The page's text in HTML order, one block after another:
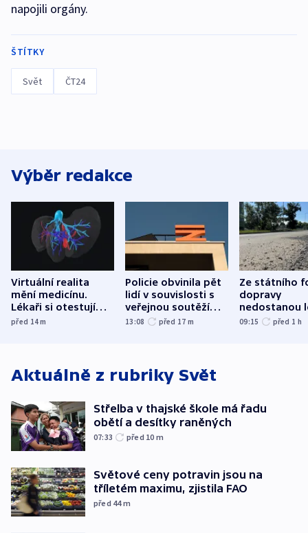
napojili orgány.
ŠTÍTKY
Svět ČT24
Výběr redakce
Virtuální realita
mění medicínu.
Lékaři si otestují
každý řez, říká
před 14m
Policie obvinila pět
lidí v souvislosti s
veřejnou soutěží
Správy železnic
13:08 před 17 m
Ze státního
dopravy
nedostanou
kraje na
09:15 před 1 h
Aktuálně z rubriky Svět
Střelba v thajské škole má řadu
obětí a desítky raněných
07:33 před 10 m
Světové ceny potravin jsou na
tříletém maximu, zjistila FAO
před 44m